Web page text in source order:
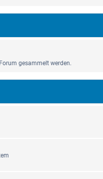
gesammelt werden.